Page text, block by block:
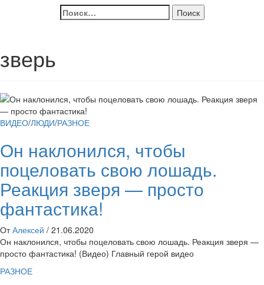
Найти:
зверь
ВИДЕО/ЛЮДИ/РАЗНОЕ
Он наклонился, чтобы
поцеловать свою лошадь.
Реакция зверя — просто
фантастика!
От Алексей / 21.06.2020
Он наклонился, чтобы поцеловать свою лошадь. Реакция зверя —
просто фантастика! (Видео) Главный герой видео
РАЗНОЕ